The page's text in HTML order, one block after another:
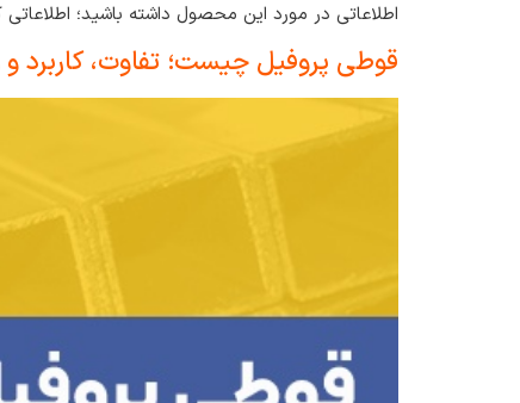
اطلاعاتی در مورد این محصول داشته باشید؛
قوطی پروفیل چیست؛ تفاوت، کاربرد و